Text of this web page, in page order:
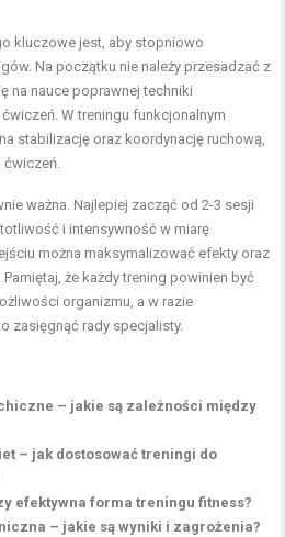
kluczowe jest, aby stopniowo
Na początku nie należy przesadzać z
na nauce poprawnej techniki
W treningu funkcjonalnym
stabilizację oraz koordynację ruchową,
ćwiczeń.
ważna. Najlepiej zacząć od 2-3 sesji
i intensywność w miarę
można maksymalizować efekty oraz
że każdy trening powinien być
organizmu, a w razie
zasięgnąć rady specjalisty.
– jakie są zależności między
– jak dostosować treningi do
efektywna forma treningu fitness?
– jakie są wyniki i zagrożenia?